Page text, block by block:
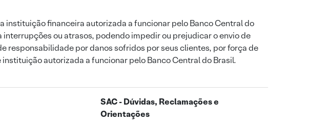
instituição financeira autorizada a funcionar pelo Banco Central do
ou atrasos, podendo impedir ou prejudicar o envio de
responsabilidade por danos sofridos por seus clientes, por força de
autorizada a funcionar pelo Banco Central do Brasil.
SAC - Dúvidas, Reclamações e
Orientações